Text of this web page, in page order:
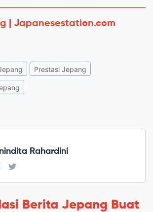
| Japanesestation.com
Prestasi Jepang
Rahardini
Berita Jepang Buat